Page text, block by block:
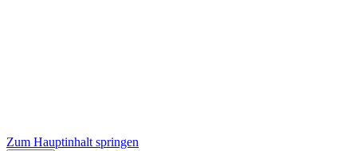
Zum Hauptinhalt springen